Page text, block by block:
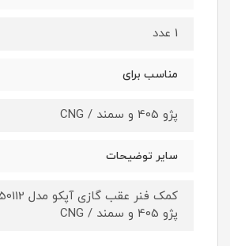
1 عدد
مناسب برای
پژو 405 و سمند / CNG
سایر توضیحات
پژو 405 و سمند / CNG